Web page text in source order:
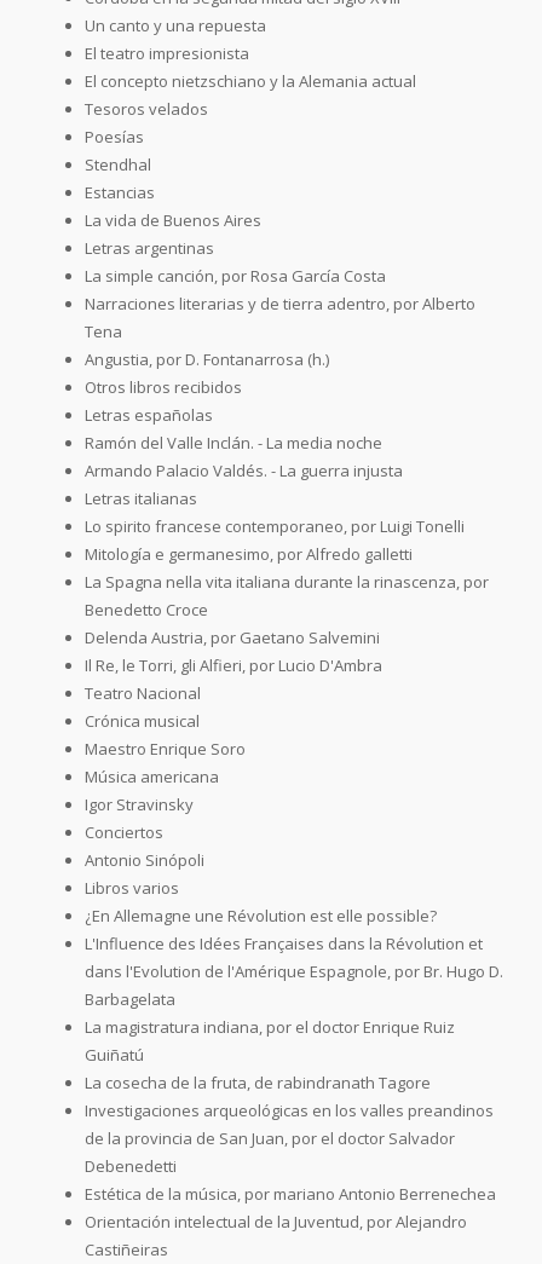
Un canto y una repuesta
El teatro impresionista
El concepto nietzschiano y la Alemania actual
Tesoros velados
Poesías
Stendhal
Estancias
La vida de Buenos Aires
Letras argentinas
La simple canción, por Rosa García Costa
Narraciones literarias y de tierra adentro, por Alberto
Tena
Angustia, por D. Fontanarrosa (h.)
Otros libros recibidos
Letras españolas
Ramón del Valle Inclán. - La media noche
Armando Palacio Valdés. - La guerra injusta
Letras italianas
Lo spirito francese contemporaneo, por Luigi Tonelli
Mitología e germanesimo, por Alfredo galletti
La Spagna nella vita italiana durante la rinascenza, por
Benedetto Croce
Delenda Austria, por Gaetano Salvemini
Il Re, le Torri, gli Alfieri, por Lucio D'Ambra
Teatro Nacional
Crónica musical
Maestro Enrique Soro
Música americana
Igor Stravinsky
Conciertos
Antonio Sinópoli
Libros varios
¿En Allemagne une Révolution est elle possible?
L'Influence des Idées Françaises dans la Révolution et
dans l'Evolution de l'Amérique Espagnole, por Br. Hugo D.
Barbagelata
La magistratura indiana, por el doctor Enrique Ruiz
Guiñatú
La cosecha de la fruta, de rabindranath Tagore
Investigaciones arqueológicas en los valles preandinos
de la provincia de San Juan, por el doctor Salvador
Debenedetti
Estética de la música, por mariano Antonio Berrenechea
Orientación intelectual de la Juventud, por Alejandro
Castiñeiras